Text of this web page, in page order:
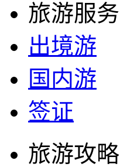
旅游服务
出境游
国内游
签证
旅游攻略